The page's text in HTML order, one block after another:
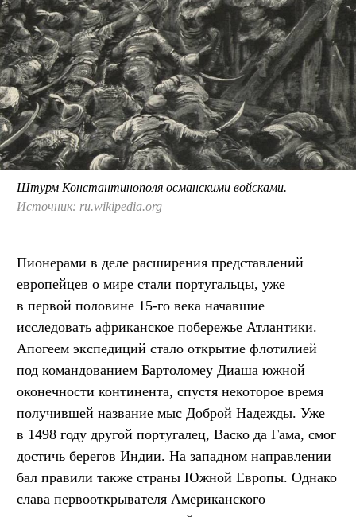
Штурм Константинополя османскими войсками.
Источник: ru.wikipedia.org
Пионерами в деле расширения представлений
европейцев о мире стали португальцы, уже
в первой половине 15-го века начавшие
исследовать африканское побережье Атлантики.
Апогеем экспедиций стало открытие флотилией
под командованием Бартоломеу Диаша южной
оконечности континента, спустя некоторое время
получившей название мыс Доброй Надежды. Уже
в 1498 году другой португалец, Васко да Гама, смог
достичь берегов Индии. На западном направлении
бал правили также страны Южной Европы. Однако
слава первооткрывателя Американского